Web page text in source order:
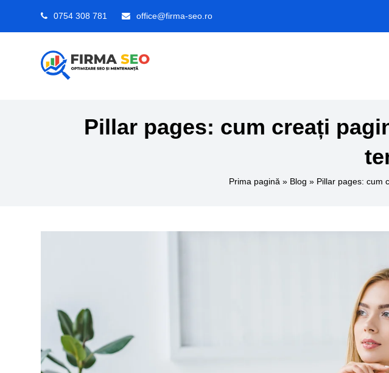
0754 308 781 office@firma-seo.ro
Pillar pages: cum creați
Prima pagină » Blog » Pillar pages: cum